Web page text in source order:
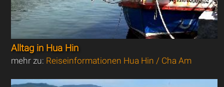
Alltag in Hua Hin
mehr zu: Reiseinformationen Hua Hin / Cha Am